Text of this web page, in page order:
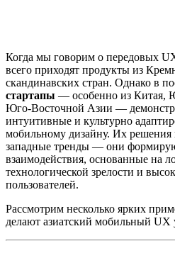
Когда мы говорим о передовых
всего приходят продукты из
скандинавских стран. Однако в
стартапы — особенно из Китая,
Юго-Восточной Азии —
интуитивные и культурно
мобильному дизайну. Их решения
западные тренды — они
взаимодействия, основанные на
технологической зрелости и
пользователей.
Рассмотрим несколько ярких
делают азиатский мобильный